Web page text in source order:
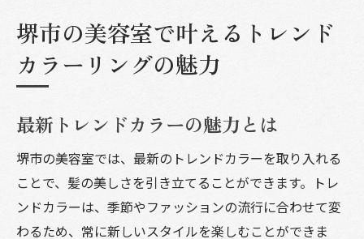
堺市の美容室で叶えるトレンド
カラーリングの魅力
最新トレンドカラーの魅力とは
堺市の美容室では、最新のトレンドカラーを取り入れる
ことで、髪の美しさを引き立てることができます。トレ
ンドカラーは、季節やファッションの流行に合わせて変
わるため、常に新しいスタイルを楽しむことができま